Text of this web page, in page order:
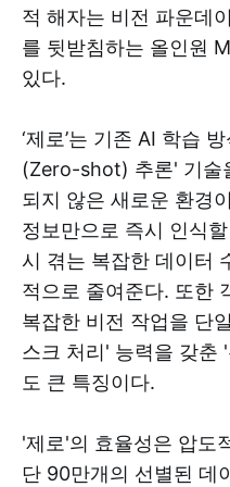
적 해자는 비전 파운데
를 뒷받침하는 올인원
있다.
‘제로’는 기존 AI 학습
(Zero-shot) 추론' 기술
되지 않은 새로운 환경
정보만으로 즉시 인식
시 겪는 복잡한 데이터
적으로 줄여준다. 또한
복잡한 비전 작업을 단
스크 처리' 능력을 갖춘
도 큰 특징이다.
'제로'의 효율성은 압도
단 90만개의 선별된 데